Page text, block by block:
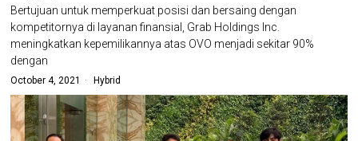
Bertujuan untuk memperkuat posisi dan bersaing dengan
kompetitornya di layanan finansial, Grab Holdings Inc.
meningkatkan kepemilikannya atas OVO menjadi sekitar 90%
dengan
October 4, 2021 Hybrid